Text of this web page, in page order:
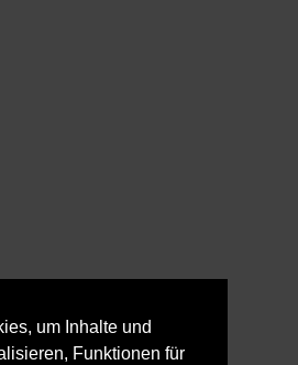
um Inhalte und
Funktionen für